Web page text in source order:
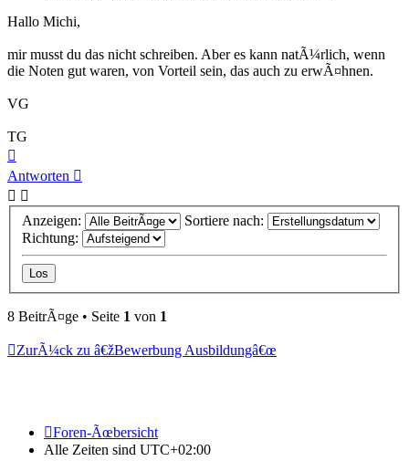
Hallo Michi,
mir musst du das nicht schreiben. Aber es kann natÃ¼rlich, wenn
die Noten gut waren, von Vorteil sein, das auch zu erwÃ¤hnen.
VG
TG
oben
Antworten
Anzeigen:
Sortiere nach:
Richtung:
8 BeitrÃ¤ge • Seite 1 von 1
ZurÃ¼ck zu â€žBewerbung Ausbildungâ€œ
Foren-Ãœbersicht
Alle Zeiten sind UTC+02:00